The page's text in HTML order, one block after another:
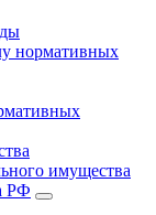
нормативных
имущества
РФ